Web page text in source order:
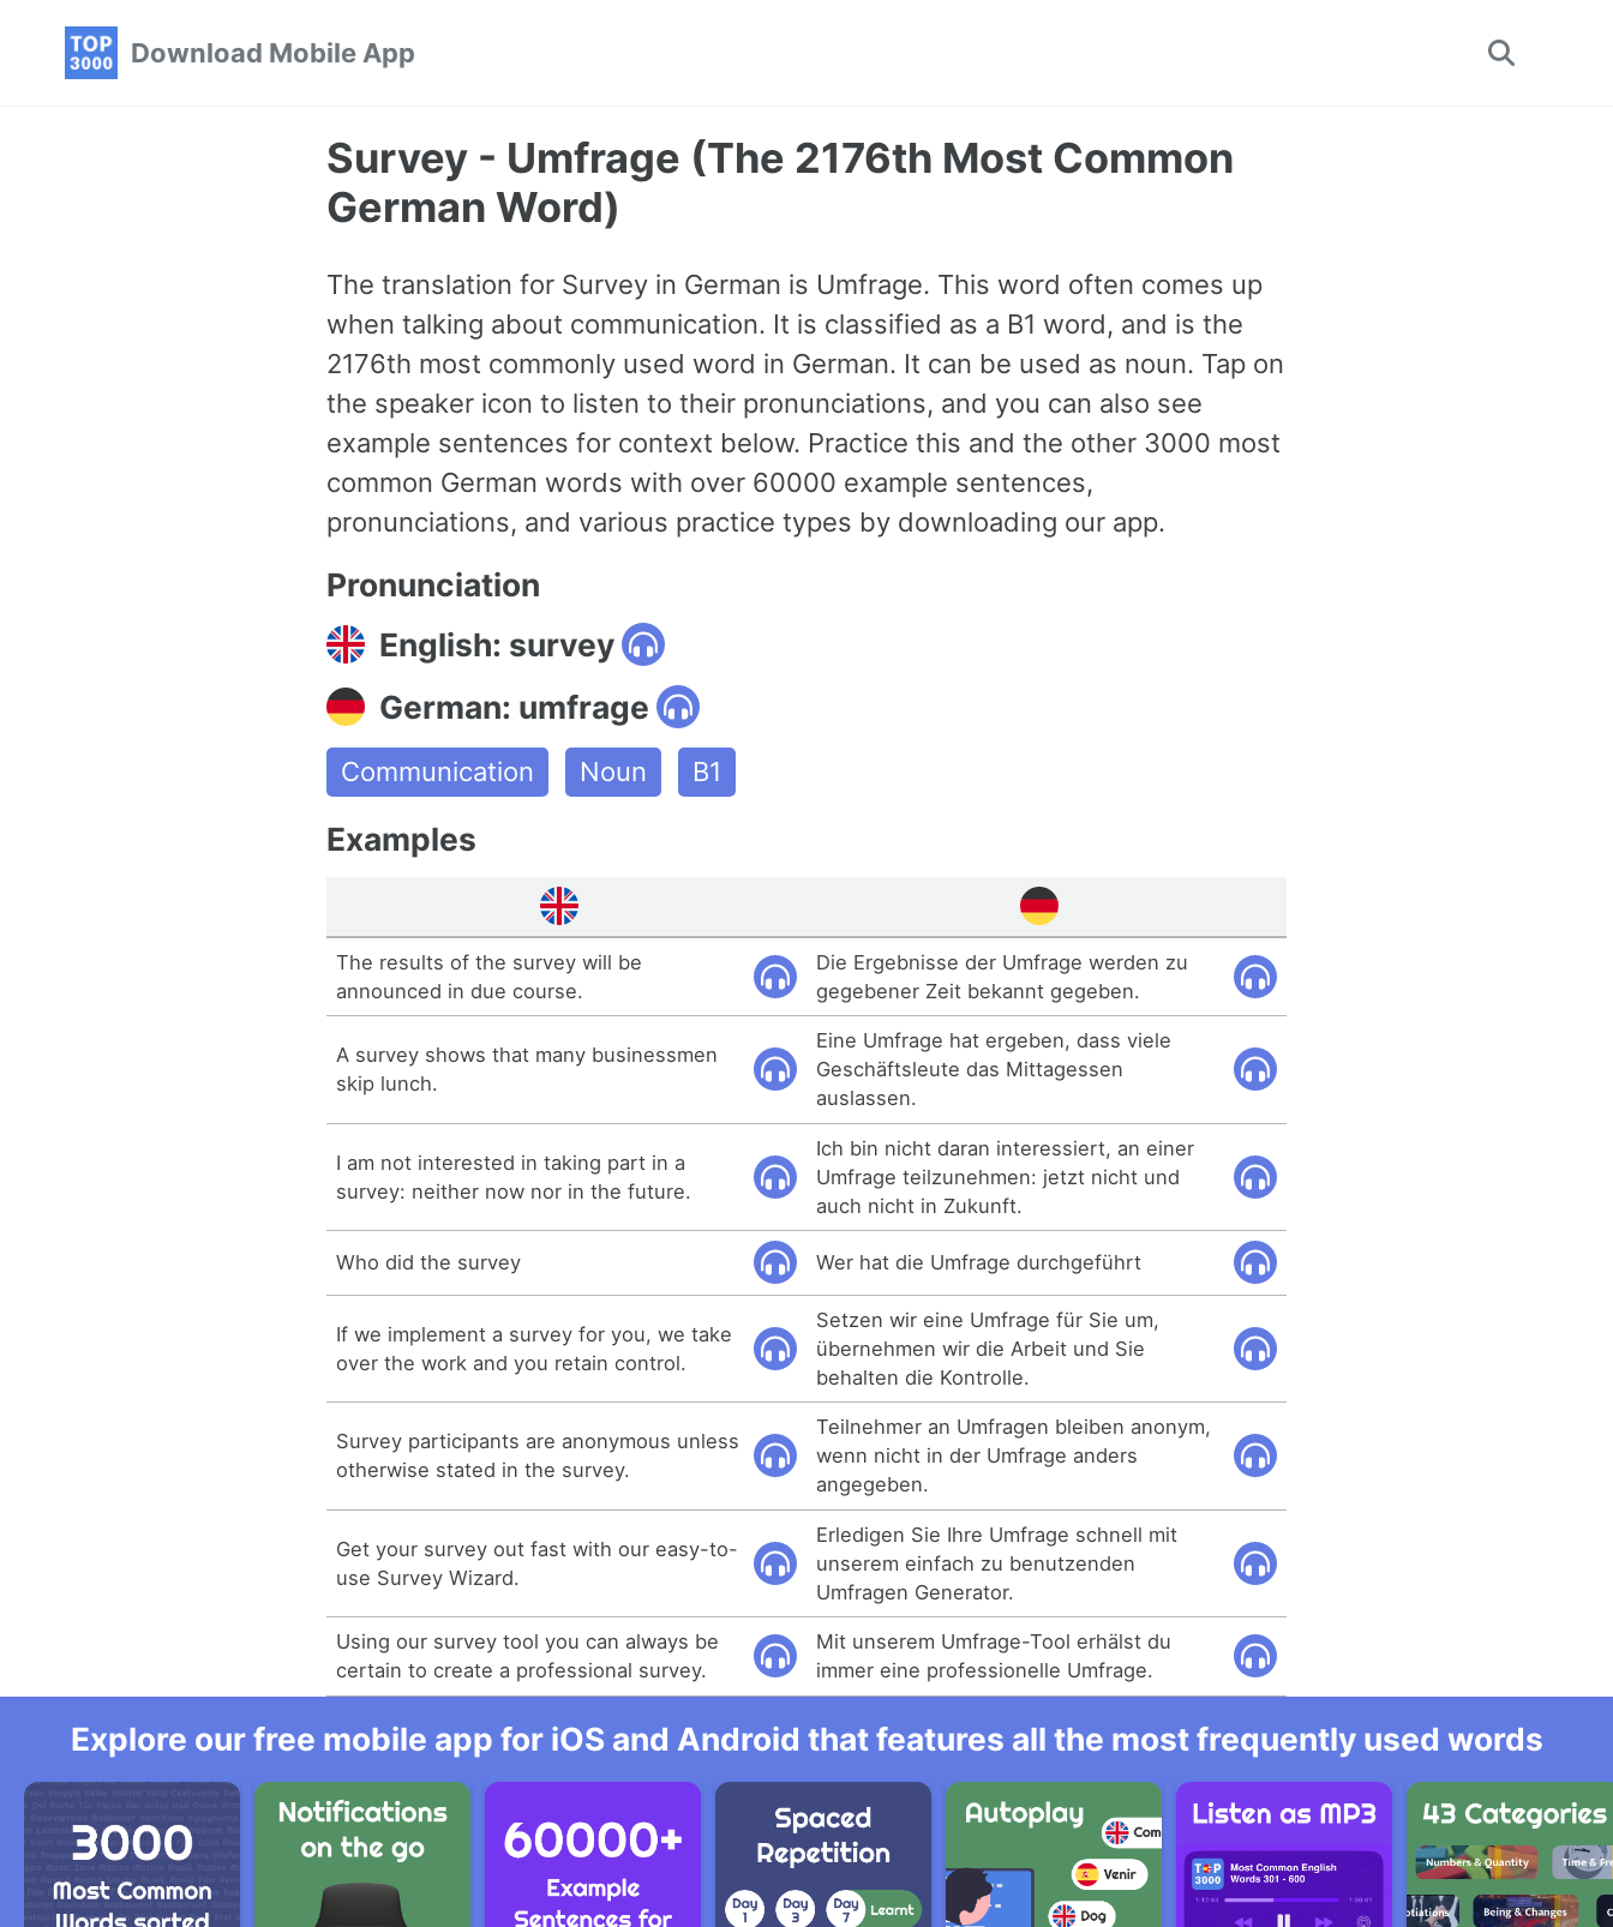
Download Mobile App
Toggle
Survey - Umfrage (The 2176th Most Common
German Word)
The translation for Survey in German is Umfrage. This word often comes up
when talking about communication. It is classified as a B1 word, and is the
2176th most commonly used word in German. It can be used as noun. Tap on
the speaker icon to listen to their pronunciations, and you can also see
example sentences for context below. Practice this and the other 3000 most
common German words with over 60000 example sentences,
pronunciations, and various practice types by downloading our app.
Pronunciation
English: survey
German: umfrage
Communication Noun B1
Examples
The results of the survey will be
announced in due course.
Die Ergebnisse der Umfrage werden zu
gegebener Zeit bekannt gegeben.
A survey shows that many businessmen
skip lunch.
Eine Umfrage hat ergeben, dass viele
Geschäftsleute das Mittagessen
auslassen.
I am not interested in taking part in a
survey: neither now nor in the future.
Ich bin nicht daran interessiert, an einer
Umfrage teilzunehmen: jetzt nicht und
auch nicht in Zukunft.
Who did the survey Wer hat die Umfrage durchgeführt
If we implement a survey for you, we take
over the work and you retain control.
Setzen wir eine Umfrage für Sie um,
übernehmen wir die Arbeit und Sie
behalten die Kontrolle.
Survey participants are anonymous unless
otherwise stated in the survey.
Teilnehmer an Umfragen bleiben anonym,
wenn nicht in der Umfrage anders
angegeben.
Get your survey out fast with our easy-to-
use Survey Wizard.
Erledigen Sie Ihre Umfrage schnell mit
unserem einfach zu benutzenden
Umfragen Generator.
Using our survey tool you can always be
certain to create a professional survey.
Mit unserem Umfrage-Tool erhälst du
immer eine professionelle Umfrage.
Explore our free mobile app for iOS and Android that features all the most frequently used words